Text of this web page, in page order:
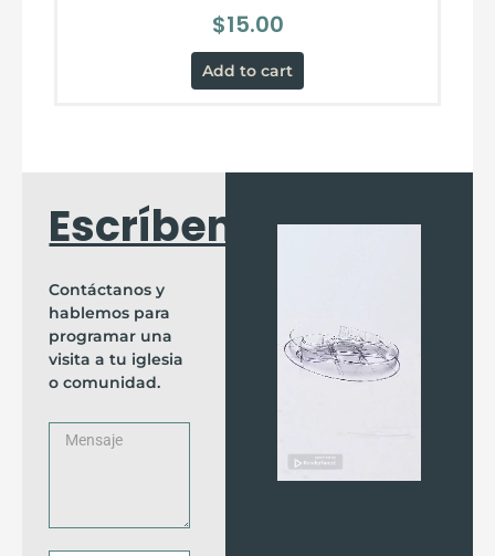
$15.00
Add to cart
Escríbenos
Contáctanos y
hablemos para
programar una
visita a tu iglesia
o comunidad.
Mensaje